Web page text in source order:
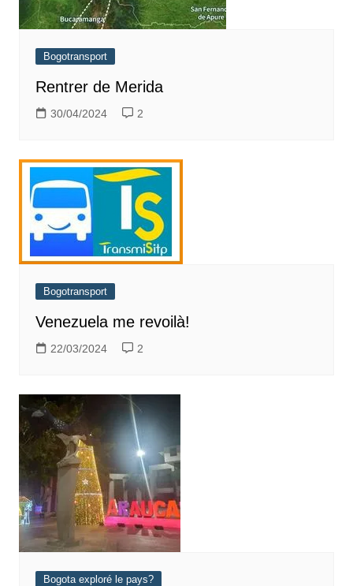
Bogotransport
Rentrer de Merida
30/04/2024 2
Bogotransport
Venezuela me revoilà!
22/03/2024 2
Bogota exploré le pays?